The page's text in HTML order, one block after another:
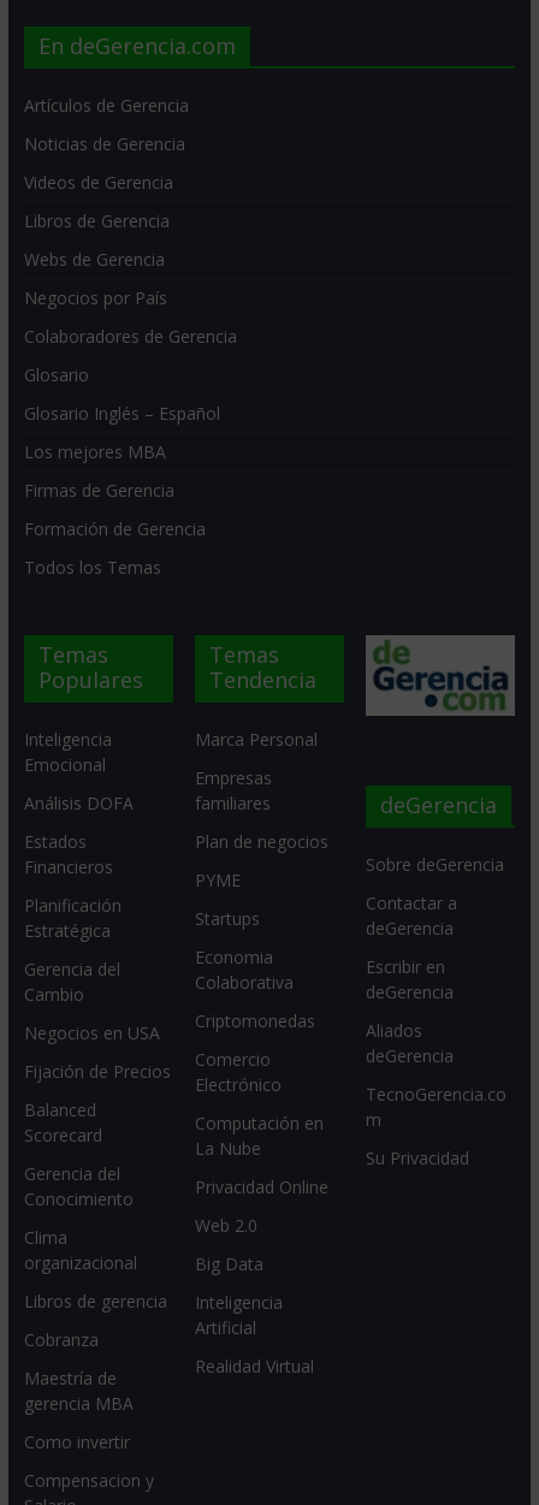
En deGerencia.com
Artículos de Gerencia
Noticias de Gerencia
Videos de Gerencia
Libros de Gerencia
Webs de Gerencia
Negocios por País
Colaboradores de Gerencia
Glosario
Glosario Inglés – Español
Los mejores MBA
Firmas de Gerencia
Formación de Gerencia
Todos los Temas
Temas
Populares
Inteligencia
Emocional
Análisis DOFA
Estados
Financieros
Planificación
Estratégica
Gerencia del
Cambio
Negocios en USA
Fijación de Precios
Balanced
Scorecard
Gerencia del
Conocimiento
Clima
organizacional
Libros de gerencia
Cobranza
Maestría de
gerencia MBA
Como invertir
Compensacion y
Temas
Tendencia
Marca Personal
Empresas
familiares
Plan de negocios
PYME
Startups
Economia
Colaborativa
Criptomonedas
Comercio
Electrónico
Computación en
La Nube
Privacidad Online
Web 2.0
Big Data
Inteligencia
Artificial
Realidad Virtual
deGerencia
Sobre deGerencia
Contactar a
deGerencia
Escribir en
deGerencia
Aliados
deGerencia
TecnoGerencia.co
m
Su Privacidad